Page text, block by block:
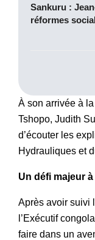
Sankuru :
réformes
À son arrivée à
Tshopo, Judith
d’écouter les
Hydrauliques et
Un défi majeur
Après avoir suivi
l’Exécutif
faire dans un